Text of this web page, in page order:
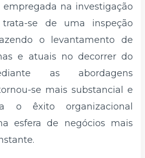
na investigação
se de uma inspeção
o levantamento de
e atuais no decorrer do
as abordagens
se mais substancial e
o êxito organizacional
esfera de negócios mais